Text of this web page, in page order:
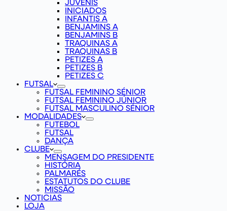
JUVENIS
INICIADOS
INFANTIS A
BENJAMINS A
BENJAMINS B
TRAQUINAS A
TRAQUINAS B
PETIZES A
PETIZES B
PETIZES C
FUTSAL
FUTSAL FEMININO SÉNIOR
FUTSAL FEMININO JÚNIOR
FUTSAL MASCULINO SÉNIOR
MODALIDADES
FUTEBOL
FUTSAL
DANÇA
CLUBE
MENSAGEM DO PRESIDENTE
HISTÓRIA
PALMARÉS
ESTATUTOS DO CLUBE
MISSÃO
NOTICIAS
LOJA